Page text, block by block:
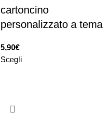
cartoncino
personalizzato a tema
5,90€
Scegli